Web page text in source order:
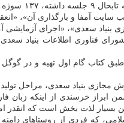
آمفا و بارگذاری آن»،
بنیاد سعدی»، «اجرای
فناوری اطلاعات بنیاد
مجازی بنیاد سعدی، مراحل
ضمن ابراز خرسندی از اینكه
بسیار لذت بخش است كه انقدر